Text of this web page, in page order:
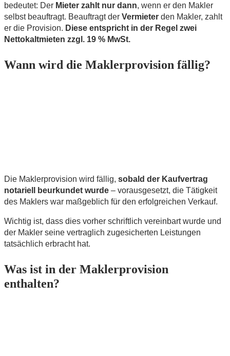
bedeutet: Der Mieter zahlt nur dann, wenn er den Makler
selbst beauftragt. Beauftragt der Vermieter den Makler, zahlt
er die Provision. Diese entspricht in der Regel zwei
Nettokaltmieten zzgl. 19 % MwSt.
Wann wird die Maklerprovision fällig?
Die Maklerprovision wird fällig, sobald der Kaufvertrag
notariell beurkundet wurde – vorausgesetzt, die Tätigkeit
des Maklers war maßgeblich für den erfolgreichen Verkauf.
Wichtig ist, dass dies vorher schriftlich vereinbart wurde und
der Makler seine vertraglich zugesicherten Leistungen
tatsächlich erbracht hat.
Was ist in der Maklerprovision
enthalten?